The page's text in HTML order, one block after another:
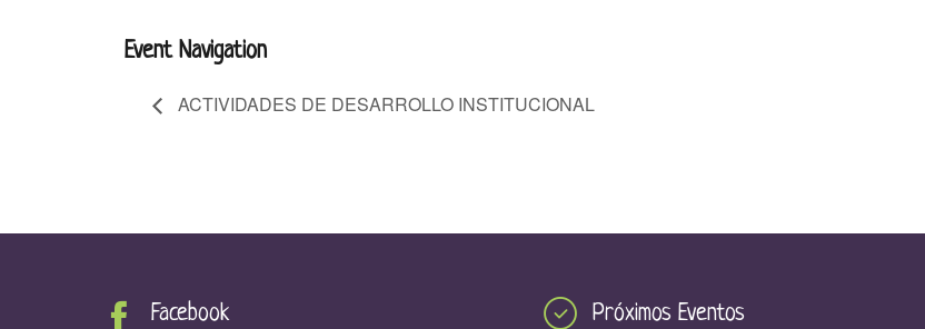
Event Navigation
ACTIVIDADES DE DESARROLLO INSTITUCIONAL
Facebook
Próximos Eventos